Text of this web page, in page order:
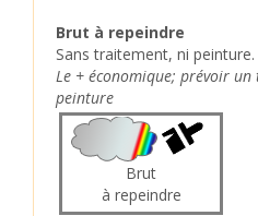
Brut à repeindre
Sans traitement, ni peinture.
Le + économique; prévoir
peinture
Brut
à repeindre